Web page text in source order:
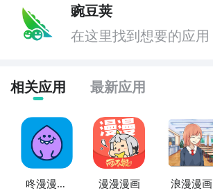
豌豆荚
在这里找到想要的应用
相关应用 最新应用
咚漫漫画
漫漫漫画 浪漫漫画